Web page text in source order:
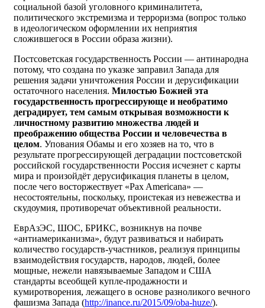
социальной базой уголовного криминалитета,
политического экстремизма и терроризма (вопрос только
в идеологическом оформлении их неприятия
сложившегося в России образа жизни).
Постсоветская государственность России — антинародна
потому, что создана по указке заправил Запада для
решения задачи уничтожения России и дерусификации
остаточного населения. Милостью Божией эта
государственность прогрессирующе и необратимо
деградирует, тем самым открывая возможности к
личностному развитию множества людей и
преображению общества России и человечества в
целом. Упования Обамы и его хозяев на то, что в
результате прогрессирующей деградации постсоветской
российской государственности Россия исчезнет с карты
мира и произойдёт дерусификация планеты в целом,
после чего восторжествует «Pax Americana» —
несостоятельны, поскольку, проистекая из невежества и
скудоумия, противоречат объективной реальности.
ЕврАзЭС, ШОС, БРИКС, возникнув на почве
«антиамериканизма», будут развиваться и набирать
количество государств-участников, реализуя принципы
взаимодействия государств, народов, людей, более
мощные, нежели навязываемые Западом и США
стандарты всеобщей купле-продажности и
кумиротворения, лежащего в основе разноликого вечного
фашизма Запада (http://inance.ru/2015/09/oba-huze/).